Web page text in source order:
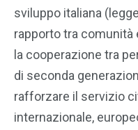
sviluppo italiana
rapporto tra
la cooperazione tra
di seconda
rafforzare il servizio
internazionale,